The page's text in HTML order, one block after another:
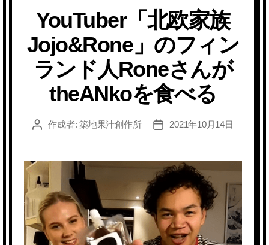
ゴ
ー
YouTuber「北欧家族
Jojo&Rone」のフィン
ランド人Roneさんが
theANkoを食べる
投
作成者:築地果汁創作所
投
2021年10月14日